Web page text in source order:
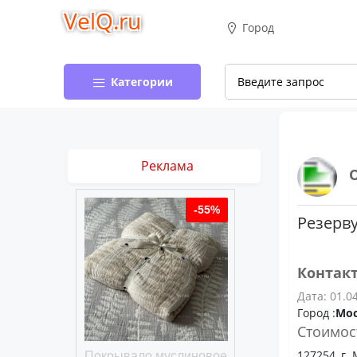
VelQ.ru Город
Категории
Дата:
Город :
Реклама
-55%